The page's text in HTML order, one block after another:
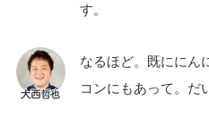
す。
なるほど。既ににん
コンにもあって。だ